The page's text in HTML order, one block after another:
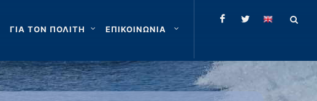
ΓΙΑ ΤΟΝ ΠΟΛΙΤΗ ΕΠΙΚΟΙΝΩΝΙΑ